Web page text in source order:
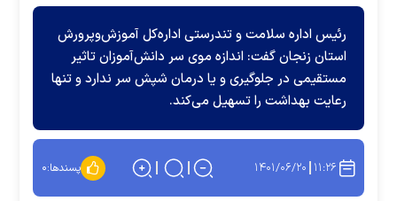
رئیس اداره سلامت و تندرستی اداره‌کل آموزش‌وپرورش
استان زنجان گفت: اندازه موی سر دانش‌آموزان تاثیر
مستقیمی در جلوگیری و یا درمان شپش سر ندارد و تنها
رعایت بهداشت را تسهیل می‌کند.
۱۱:۲۶ ۱۴۰۱/۰۶/۲۰ پسندها:۰